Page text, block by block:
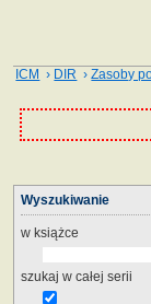
ICM › DIR ›Zasoby
Wyszukiwanie
w książce
szukaj w całej serii